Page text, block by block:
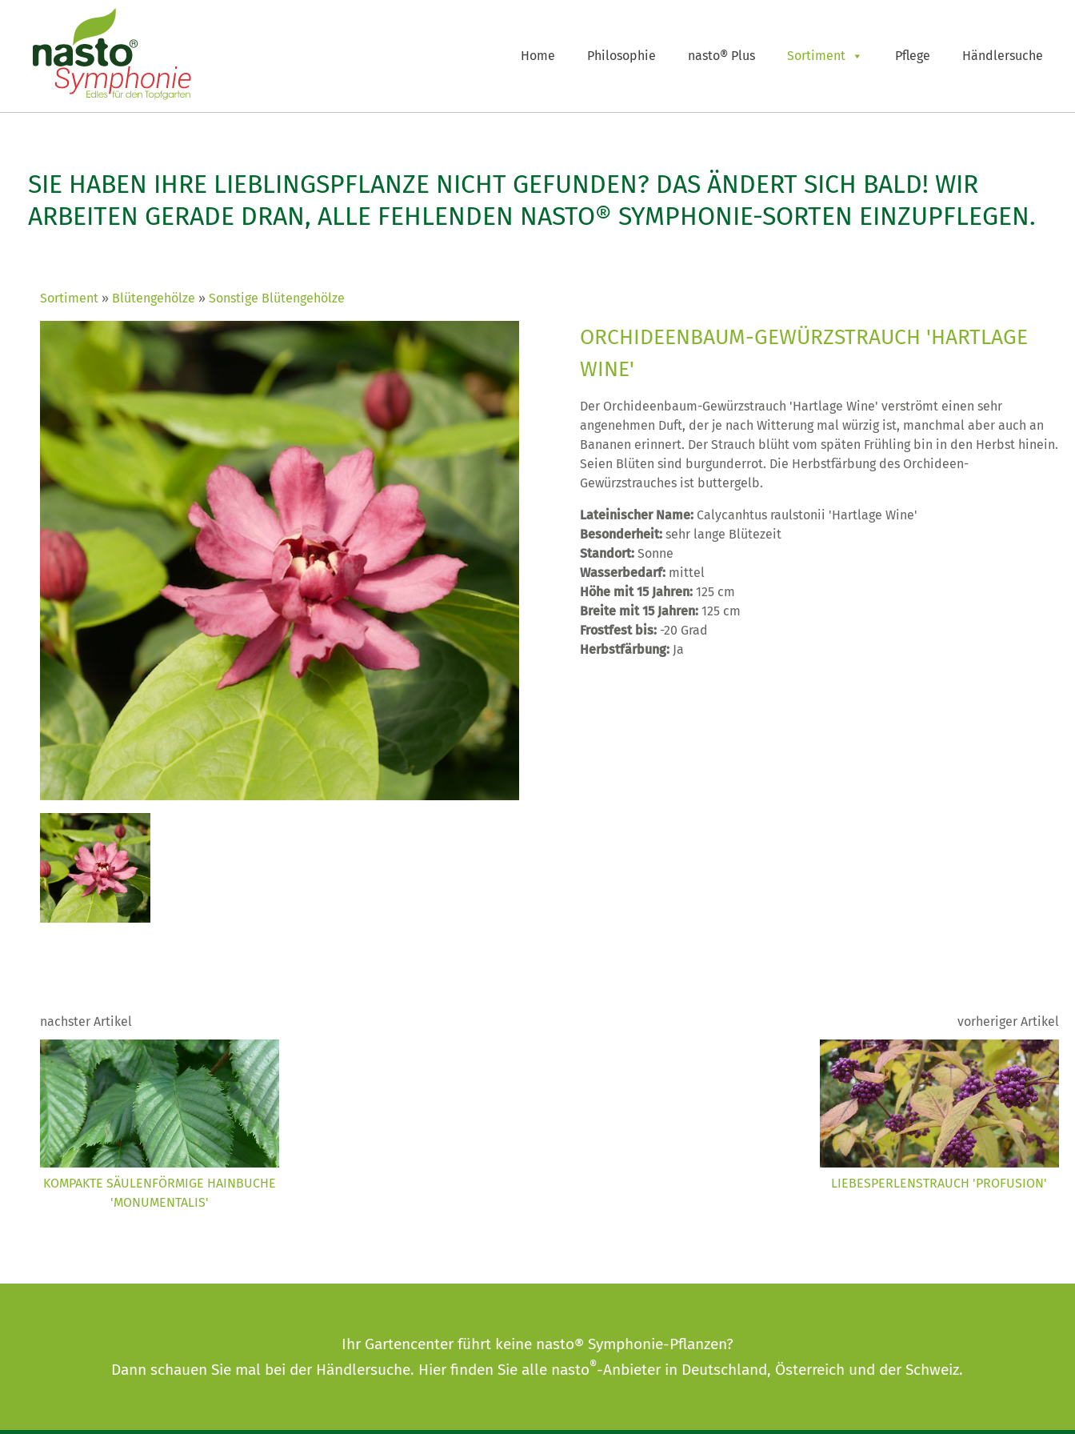
Home Philosophie nasto® Plus Sortiment Pflege Händlersuche
SIE HABEN IHRE LIEBLINGSPFLANZE NICHT GEFUNDEN? DAS ÄNDERT SICH BALD! WIR
ARBEITEN GERADE DRAN, ALLE FEHLENDEN NASTO® SYMPHONIE-SORTEN EINZUPFLEGEN.
Sortiment Blütengehölze Sonstige Blütengehölze
ORCHIDEENBAUM-GEWÜRZSTRAUCH 'HARTLAGE
WINE'
Der Orchideenbaum-Gewürzstrauch 'Hartlage Wine' verströmt einen sehr
angenehmen Duft, der je nach Witterung mal würzig ist, manchmal aber auch an
Bananen erinnert. Der Strauch blüht vom späten Frühling bin in den Herbst hinein.
Seien Blüten sind burgunderrot. Die Herbstfärbung des Orchideen-
Gewürzstrauches ist buttergelb.
Lateinischer Name: Calycanhtus raulstonii 'Hartlage Wine'
Besonderheit:sehr lange Blütezeit
Standort:Sonne
Wasserbedarf: mittel
Höhe mit 15 Jahren:125 cm
Breite mit 15 Jahren:125 cm
Frostfest bis: -20 Grad
Herbstfärbung: Ja
nachster Artikel
KOMPAKTE SÄULENFÖRMIGE HAINBUCHE
'MONUMENTALIS'
vorheriger Artikel
LIEBESPERLENSTRAUCH 'PROFUSION'
Ihr Gartencenter führt keine nasto® Symphonie-Pflanzen?
Dann schauen Sie mal bei der Händlersuche. Hier finden Sie alle nasto®-Anbieter in Deutschland, Österreich und der Schweiz.